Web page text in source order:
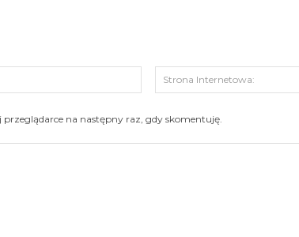
mail:
na następny raz, gdy skomentuję.